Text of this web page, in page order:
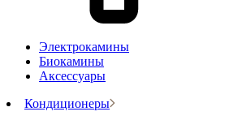
Электрокамины
Биокамины
Аксессуары
Кондиционеры